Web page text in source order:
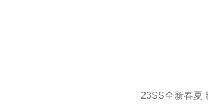
23SS全新春夏